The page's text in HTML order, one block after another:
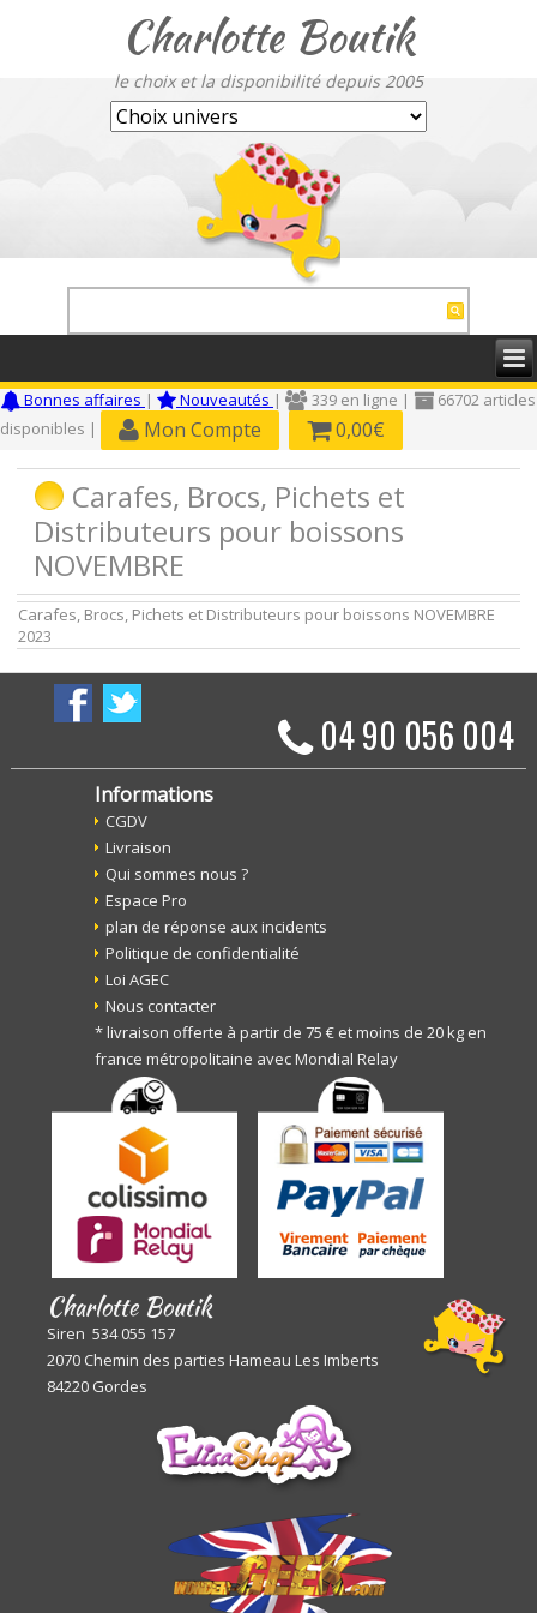
Charlotte Boutik
le choix et la disponibilité depuis 2005
Bonnes affaires | Nouveautés | 339 en ligne |
66702 articles
disponibles |
Mon Compte 0,00€
Carafes, Brocs, Pichets et
Distributeurs pour boissons
NOVEMBRE
Carafes, Brocs, Pichets et Distributeurs pour boissons NOVEMBRE
2023
04 90 056 004
Informations
CGDV
Livraison
Qui sommes nous ?
Espace Pro
plan de réponse aux incidents
Politique de confidentialité
Loi AGEC
Nous contacter
* livraison offerte à partir de 75 € et moins de 20 kg en
france métropolitaine avec Mondial Relay
Charlotte Boutik
Siren 534 055 157
2070 Chemin des parties Hameau Les Imberts
84220 Gordes